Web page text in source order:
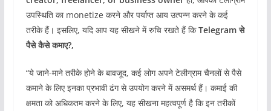
उपस्थिति का monetize करने और पर्याप्त आय उत्पन्न करने के कई
तरीके हैं। इसलिए, यदि आप यह सीखने में रुचि रखते हैं किTelegram से
पैसे कैसे कमाए?,
“ये जाने-माने तरीके होने के बावजूद, कई लोग अपने टेलीग्राम चैनलों से पैसे
कमाने के लिए इनका प्रभावी ढंग से उपयोग करने में असमर्थ हैं। कमाई की
क्षमता को अधिकतम करने के लिए, यह सीखना महत्वपूर्ण है कि इन तरीकों